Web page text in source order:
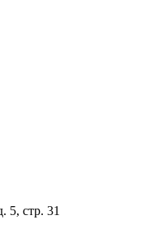
5, стр. 31